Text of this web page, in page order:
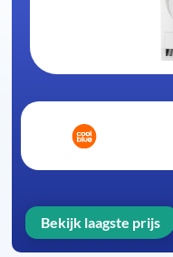
Bekijk laagste prijs